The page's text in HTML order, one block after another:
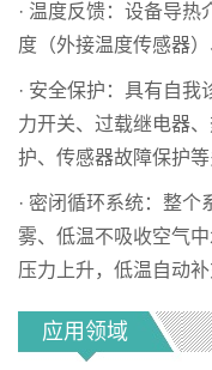
· 温度反馈：设备导
度（外接温度传感器
· 安全保护：具有自
力开关、过载继电器
护、传感器故障保护
· 密闭循环系统：整
雾、低温不吸收空气
压力上升，低温自动
应用领域